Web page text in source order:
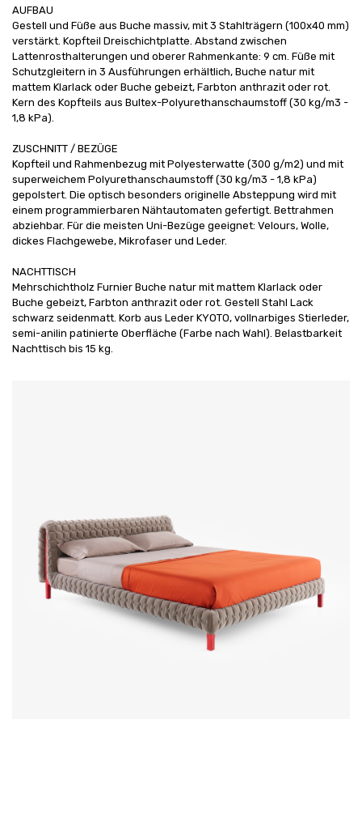
AUFBAU
Gestell und Füße aus Buche massiv, mit 3 Stahlträgern (100x40 mm)
verstärkt. Kopfteil Dreischichtplatte. Abstand zwischen
Lattenrosthalterungen und oberer Rahmenkante: 9 cm. Füße mit
Schutzgleitern in 3 Ausführungen erhältlich, Buche natur mit
mattem Klarlack oder Buche gebeizt, Farbton anthrazit oder rot.
Kern des Kopfteils aus Bultex-Polyurethanschaumstoff (30 kg/m3 -
1,8 kPa).
ZUSCHNITT / BEZÜGE
Kopfteil und Rahmenbezug mit Polyesterwatte (300 g/m2) und mit
superweichem Polyurethanschaumstoff (30 kg/m3 - 1,8 kPa)
gepolstert. Die optisch besonders originelle Absteppung wird mit
einem programmierbaren Nähtautomaten gefertigt. Bettrahmen
abziehbar. Für die meisten Uni-Bezüge geeignet: Velours, Wolle,
dickes Flachgewebe, Mikrofaser und Leder.
NACHTTISCH
Mehrschichtholz Furnier Buche natur mit mattem Klarlack oder
Buche gebeizt, Farbton anthrazit oder rot. Gestell Stahl Lack
schwarz seidenmatt. Korb aus Leder KYOTO, vollnarbiges Stierleder,
semi-anilin patinierte Oberfläche (Farbe nach Wahl). Belastbarkeit
Nachttisch bis 15 kg.